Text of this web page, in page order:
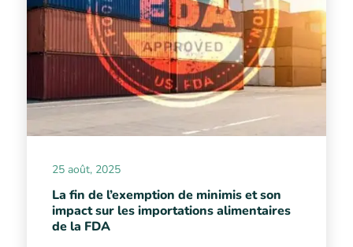
25 août, 2025
La fin de l’exemption de minimis et son
impact sur les importations alimentaires
de la FDA